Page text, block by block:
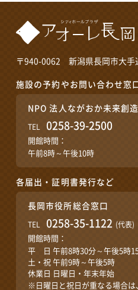
〒940-0062 新潟県長岡市大手
施設の予約やお問い合わせ窓口
NPO 法人ながおか未来創
TEL 0258-39-2500
開館時間：
午前8時～午後10時
各届出・証明書発行など
長岡市役所総合窓口
TEL 0258-35-1122 (代表)
開館時間：
平 日 午前8時30分～午後5時
土・祝 午前9時～午後5時
休業日 日曜日・年末年始
※日曜日と祝日が重なる場合は